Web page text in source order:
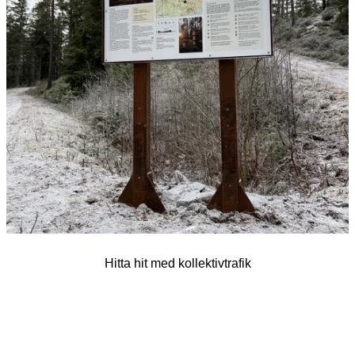
Hitta hit med kollektivtrafik